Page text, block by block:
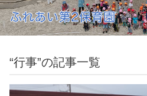
“行事”の記事一覧